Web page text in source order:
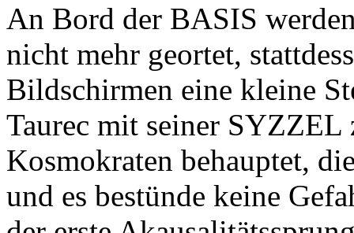
An Bord der BASIS
nicht mehr geortet,
Bildschirmen eine kleine
Taurec mit seiner
Kosmokraten behauptet,
und es bestünde keine